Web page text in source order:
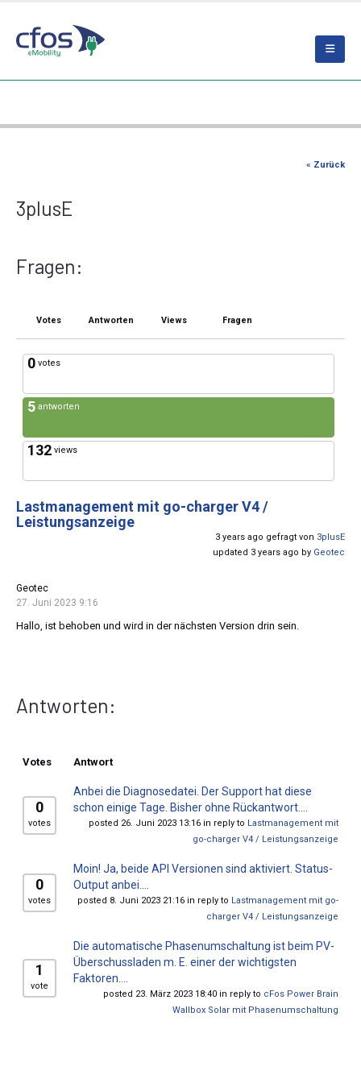
« Zurück
3plusE
Fragen:
Votes Antworten Views Fragen
0 votes
5 antworten
132 views
Lastmanagement mit go-charger V4 /
Leistungsanzeige
3 years ago gefragt von 3plusE
updated 3 years ago by Geotec
Geotec
27. Juni 2023 9:16
Hallo, ist behoben und wird in der nächsten Version drin sein.
Antworten:
Votes Antwort
0
votes
Anbei die Diagnosedatei. Der Support hat diese
schon einige Tage. Bisher ohne Rückantwort....
posted 26. Juni 2023 13:16 in reply to Lastmanagement mit
go-charger V4 / Leistungsanzeige
0
votes
Moin! Ja, beide API Versionen sind aktiviert. Status-
Output anbei....
posted 8. Juni 2023 21:16 in reply to Lastmanagement mit go-
charger V4 / Leistungsanzeige
1
vote
Die automatische Phasenumschaltung ist beim PV-
Überschussladen m. E. einer der wichtigsten
Faktoren....
posted 23. März 2023 18:40 in reply to cFos Power Brain
Wallbox Solar mit Phasenumschaltung